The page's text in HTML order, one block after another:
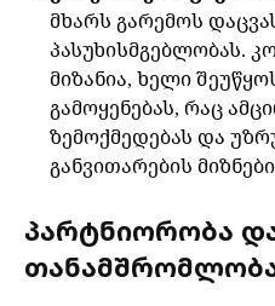
მხარს გარემოს
პასუხისმგებლობას.
მიზანია, ხელი
გამოყენებას, რაც
ზემოქმედებას და
განვითარების
პარტნიორობა